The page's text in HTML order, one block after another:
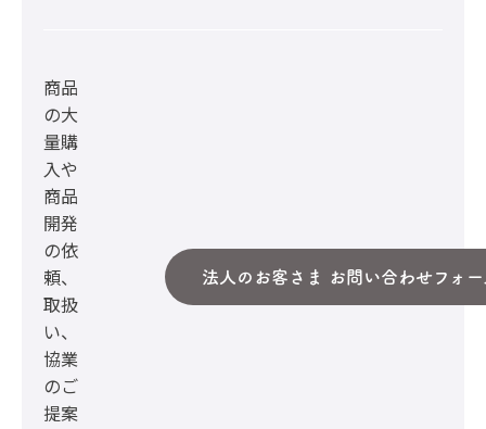
商品
の大
量購
入や
商品
開発
の依
頼、
取扱
い、
協業
のご
提案
法人のお客さま お問い合わせフォー